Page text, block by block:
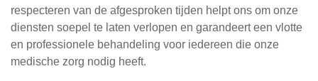
respecteren van de afgesproken tijden helpt ons om onze
diensten soepel te laten verlopen en garandeert een vlotte
en professionele behandeling voor iedereen die onze
medische zorg nodig heeft.